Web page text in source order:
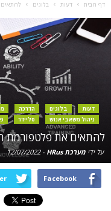
דף הבית דעות בלוגים
דעות בלוגים הדרכה
ניהול משאבי אנוש
סליידר
להתאים את פלטפורמת
על ידי מערכת HRus -
12/07/2022
Facebook